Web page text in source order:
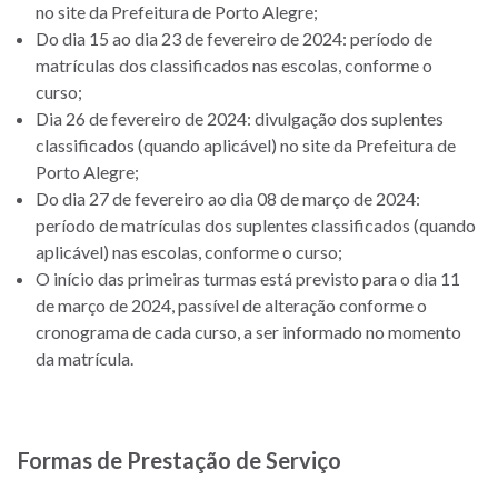
no site da Prefeitura de Porto Alegre;
Do dia 15 ao dia 23 de fevereiro de 2024: período de
matrículas dos classificados nas escolas, conforme o
curso;
Dia 26 de fevereiro de 2024: divulgação dos suplentes
classificados (quando aplicável) no site da Prefeitura de
Porto Alegre;
Do dia 27 de fevereiro ao dia 08 de março de 2024:
período de matrículas dos suplentes classificados (quando
aplicável) nas escolas, conforme o curso;
O início das primeiras turmas está previsto para o dia 11
de março de 2024, passível de alteração conforme o
cronograma de cada curso, a ser informado no momento
da matrícula.
Formas de Prestação de Serviço